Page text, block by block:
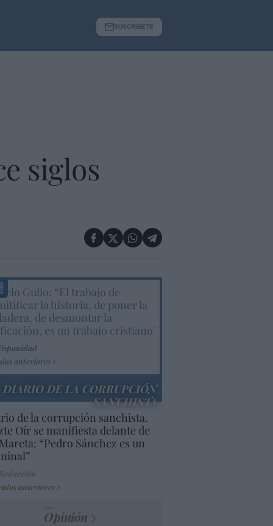
SUSCRÍBETE
siglos
Gullo: “El trabajo de
la historia, de poner la
de desmontar la
es un trabajo cristiano"
anteriores
DIARIO DE LA CORRUPCIÓN
SANCHISTA
de la corrupción sanchista.
Oír se manifiesta delante de
“Pedro Sánchez es un
anteriores
Opinión